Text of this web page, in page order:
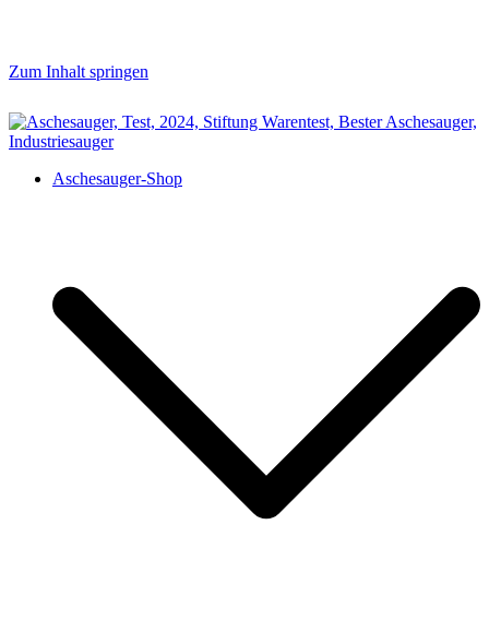
Zum Inhalt springen
aschesauger.net
Aschesauger im Test und Vergleich
Aschesauger-Shop